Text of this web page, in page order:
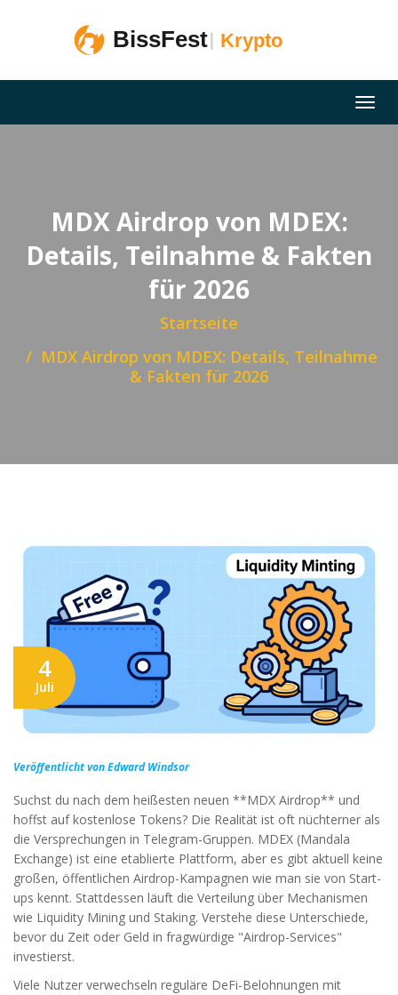
MDX Airdrop von MDEX:
Details, Teilnahme & Fakten
für 2026
Startseite
MDX Airdrop von MDEX: Details, Teilnahme
& Fakten für 2026
4
Juli
Veröffentlicht von Edward Windsor
Suchst du nach dem heißesten neuen **MDX Airdrop** und
hoffst auf kostenlose Tokens? Die Realität ist oft nüchterner als
die Versprechungen in Telegram-Gruppen. MDEX (Mandala
Exchange) ist eine etablierte Plattform, aber es gibt aktuell keine
großen, öffentlichen Airdrop-Kampagnen wie man sie von Start-
ups kennt. Stattdessen läuft die Verteilung über Mechanismen
wie Liquidity Mining und Staking. Verstehe diese Unterschiede,
bevor du Zeit oder Geld in fragwürdige "Airdrop-Services"
investierst.
Viele Nutzer verwechseln reguläre DeFi-Belohnungen mit